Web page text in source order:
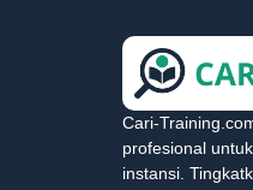
Cari-
profesional
instansi.